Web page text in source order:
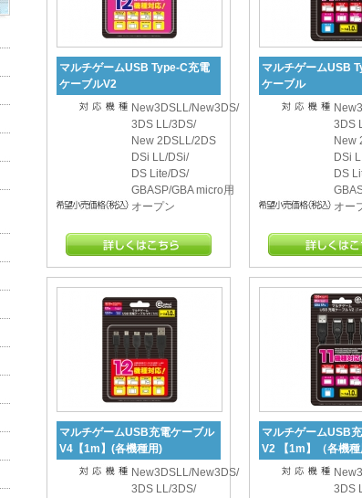
マルチゲームUSB Type-C充電
ケーブルV2
New3DSLL/New3DS/
3DS LL/3DS/
New 2DSLL/2DS
DSi LL/DSi/
DS Lite/DS/
GBASP/GBA micro用
オープン
マルチゲームUSB
ケーブル
3DS
New
DSi
DS
オー
マルチゲームUSB充電ケーブル
V4【1m】(各機種用)
New3DSLL/New3DS/
3DS LL/3DS/
マルチゲームUSB
V2 【1m】（各機種
3DS